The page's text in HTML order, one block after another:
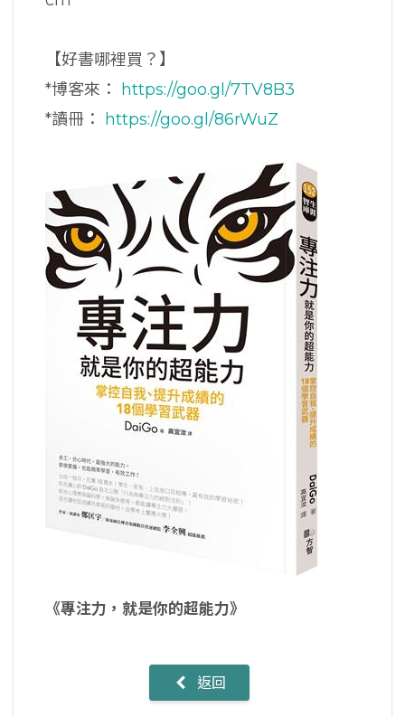
【好書哪裡買？】
*博客來： https://goo.gl/7TV8B3
*讀冊： https://goo.gl/86rWuZ
《專注力，就是你的超能力》
返回